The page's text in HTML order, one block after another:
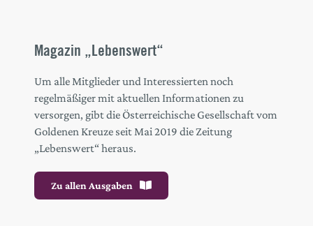
Magazin „Lebenswert“
Um alle Mitglieder und Interessierten noch
regelmäßiger mit aktuellen Informationen zu
versorgen, gibt die Österreichische Gesellschaft vom
Goldenen Kreuze seit Mai 2019 die Zeitung
„Lebenswert“ heraus.
Zu allen Ausgaben